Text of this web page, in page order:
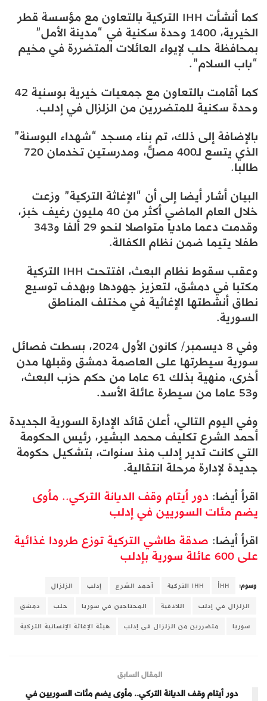
كما أنشأت IHH التركية بالتعاون مع مؤسسة قطر
الخيرية، 1400 وحدة سكنية في “مدينة الأمل”
بمحافظة حلب لإيواء العائلات المتضررة في مخيم
“باب السلام”.
كما أقامت بالتعاون مع جمعيات خيرية بوسنية 42
وحدة سكنية للمتضررين من الزلزال في إدلب.
بالإضافة إلى ذلك، تم بناء مسجد “شهداء البوسنة”
الذي يتسع لـ400 مصلٍّ، ومدرستين تخدمان 720
طالبا.
البيان أشار أيضا إلى أن “الإغاثة التركية” وزعت
خلال العام الماضي أكثر من 40 مليون رغيف خبز،
وقدمت دعما ماديا متواصلا لنحو 29 ألفا و343
طفلا يتيما ضمن نظام الكفالة.
وعقب سقوط نظام البعث، افتتحت IHH التركية
مكتبا في دمشق، لتعزيز جهودها وبهدف توسيع
نطاق أنشطتها الإغاثية في مختلف المناطق
السورية.
​​​​وفي 8 ديسمبر/ كانون الأول 2024، بسطت فصائل
سورية سيطرتها على العاصمة دمشق وقبلها مدن
أخرى، منهية بذلك 61 عاما من حكم حزب البعث،
و53 عاما من سيطرة عائلة الأسد.
وفي اليوم التالي، أعلن قائد الإدارة السورية الجديدة
أحمد الشرع تكليف محمد البشير، رئيس الحكومة
التي كانت تدير إدلب منذ سنوات، بتشكيل حكومة
جديدة لإدارة مرحلة انتقالية.
اقرأ أيضا: دور أيتام وقف الديانة التركي.. مأوى
يضم مئات السوريين في إدلب
اقرأ أيضا: صدقة طاشي التركية توزع طرودا غذائية
على 600 عائلة سورية بإدلب
وسوم: İHH IHH التركية أحمد الشرع إدلب
الزلزال
الزلزال في إدلب
اللاذقية المحتاجين في سوريا حلب
دمشق
سوريا
متضررين من الزلزال في إدلب هيئة الإغاثة الإنسانية التركية
المقال السابق
دور أيتام وقف الديانة التركي.. مأوى يضم مئات السوريين في